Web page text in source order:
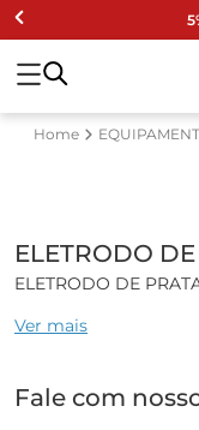
ELETRODO
ELETRODO DE
Eletrodo de Metal
Ver mais
Fale com